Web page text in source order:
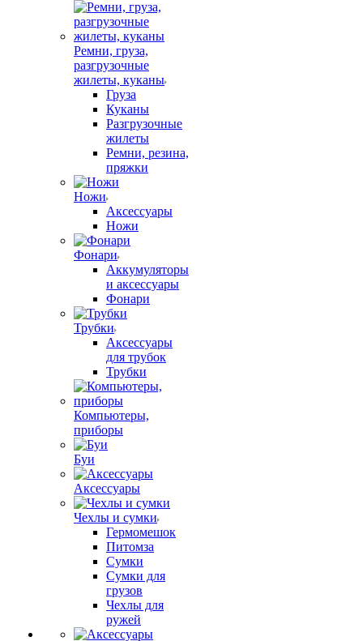
Ремни, груза,
разгрузочные
жилеты, куканы
Груза
Куканы
Разгрузочные
жилеты
Ремни, резина,
пряжки
Ножи
Аксессуары
Ножи
Фонари
Аккумуляторы
и аксессуары
Фонари
Трубки
Аксессуары
для трубок
Трубки
Компьютеры,
приборы
Буи
Аксессуары
Чехлы и сумки
Гермомешок
Питомза
Сумки
Сумки для
грузов
Чехлы для
ружей